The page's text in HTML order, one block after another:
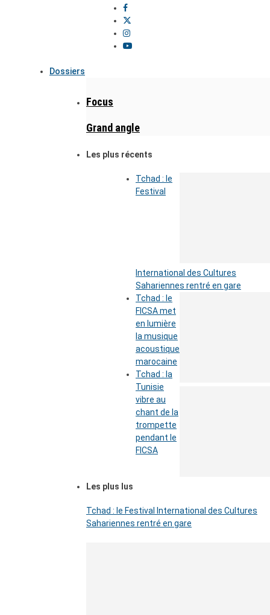
Dossiers
Focus
Grand angle
Les plus récents
Tchad : le
Festival
International des Cultures
Sahariennes rentré en gare
Tchad : le
FICSA met
en lumière
la musique
acoustique
marocaine
Tchad : la
Tunisie
vibre au
chant de la
trompette
pendant le
FICSA
Les plus lus
Tchad : le Festival International des Cultures
Sahariennes rentré en gare